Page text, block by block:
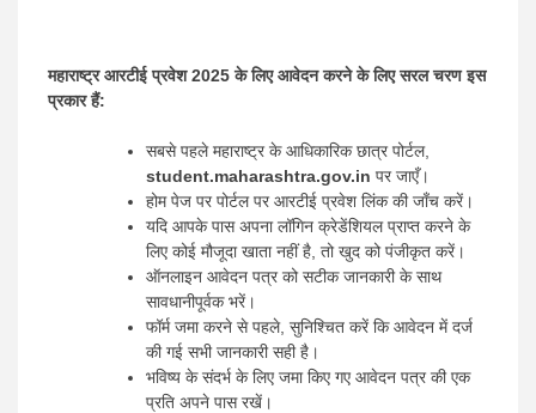
महाराष्ट्र आरटीई प्रवेश 2025 के लिए आवेदन करने के लिए सरल चरण इस
प्रकार हैं:
सबसे पहले महाराष्ट्र के आधिकारिक छात्र पोर्टल,
student.maharashtra.gov.in पर जाएँ।
होम पेज पर पोर्टल पर आरटीई प्रवेश लिंक की जाँच करें।
यदि आपके पास अपना लॉगिन क्रेडेंशियल प्राप्त करने के
लिए कोई मौजूदा खाता नहीं है, तो खुद को पंजीकृत करें।
ऑनलाइन आवेदन पत्र को सटीक जानकारी के साथ
सावधानीपूर्वक भरें।
फॉर्म जमा करने से पहले, सुनिश्चित करें कि आवेदन में दर्ज
की गई सभी जानकारी सही है।
भविष्य के संदर्भ के लिए जमा किए गए आवेदन पत्र की एक
प्रति अपने पास रखें।